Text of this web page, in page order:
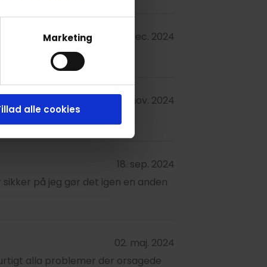
Marketing
alle cookies
18. dec. 2024
08. nov. 2024
18. sep. 2024
på jeg gør det igen en anden
02. maj. 2024
alla problemer der orsagede